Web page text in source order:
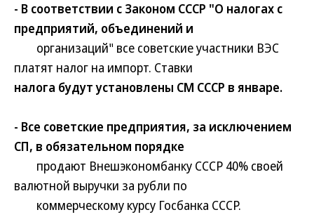
- В соответствии с Законом СССР "О налогах с
предприятий, объединений и
организаций" все советские участники ВЭС
платят налог на импорт. Ставки
налога будут установлены СМ СССР в январе.
- Все советские предприятия, за исключением
СП, в обязательном порядке
продают Внешэкономбанку СССР 40% своей
валютной выручки за рубли по
коммерческому курсу Госбанка СССР.